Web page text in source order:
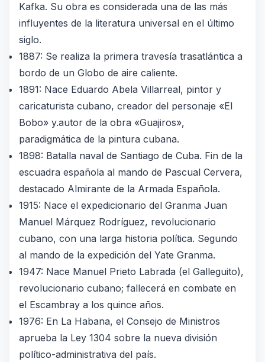
Kafka. Su obra es considerada una de las más
influyentes de la literatura universal en el último
siglo.
1887: Se realiza la primera travesía trasatlántica a
bordo de un Globo de aire caliente.
1891: Nace Eduardo Abela Villarreal, pintor y
caricaturista cubano, creador del personaje «El
Bobo» y.autor de la obra «Guajiros»,
paradigmática de la pintura cubana.
1898: Batalla naval de Santiago de Cuba. Fin de la
escuadra española al mando de Pascual Cervera,
destacado Almirante de la Armada Española.
1915: Nace el expedicionario del Granma Juan
Manuel Márquez Rodríguez, revolucionario
cubano, con una larga historia política. Segundo
al mando de la expedición del Yate Granma.
1947: Nace Manuel Prieto Labrada (el Galleguito),
revolucionario cubano; fallecerá en combate en
el Escambray a los quince años.
1976: En La Habana, el Consejo de Ministros
aprueba la Ley 1304 sobre la nueva división
político-administrativa del país.